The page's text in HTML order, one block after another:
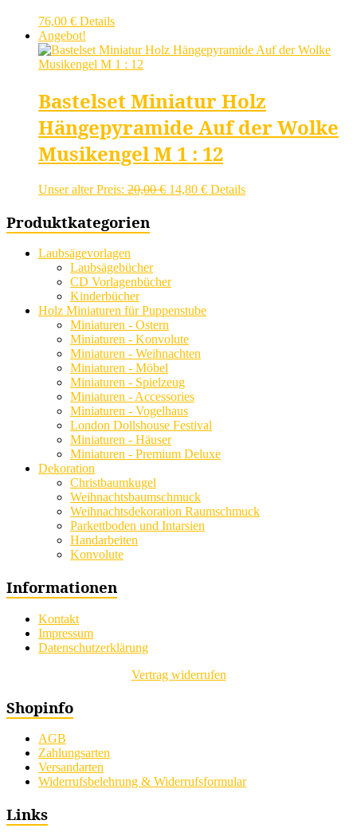
76,00 € Details
Angebot!
Bastelset Miniatur Holz
Hängepyramide Auf der Wolke
Musikengel M 1 : 12
Unser alter Preis: 20,00€ Ursprünglicher
14,80 €Aktueller
Details
Produktkategorien
Laubsägevorlagen
Laubsägebücher
CD Vorlagenbücher
Kinderbücher
Holz Miniaturen für Puppenstube
Miniaturen - Ostern
Miniaturen - Konvolute
Miniaturen - Weihnachten
Miniaturen - Möbel
Miniaturen - Spielzeug
Miniaturen - Accessories
Miniaturen - Vogelhaus
London Dollshouse Festival
Miniaturen - Häuser
Miniaturen - Premium Deluxe
Dekoration
Christbaumkugel
Weihnachtsbaumschmuck
Weihnachtsdekoration Raumschmuck
Parkettboden und Intarsien
Handarbeiten
Konvolute
Informationen
Kontakt
Impressum
Datenschutzerklärung
Vertrag widerrufen
Shopinfo
AGB
Zahlungsarten
Versandarten
Widerrufsbelehrung & Widerrufsformular
Links